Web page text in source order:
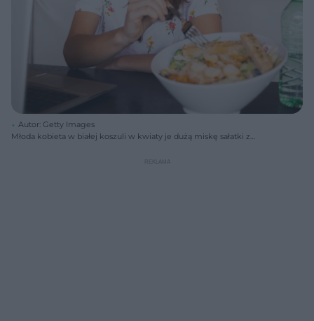
Autor: Getty Images
Młoda kobieta w białej koszuli w kwiaty je dużą miskę sałatki z
Poradnik Zdrowie radzi, jak skomponować sycący obiad, aby uniknąć